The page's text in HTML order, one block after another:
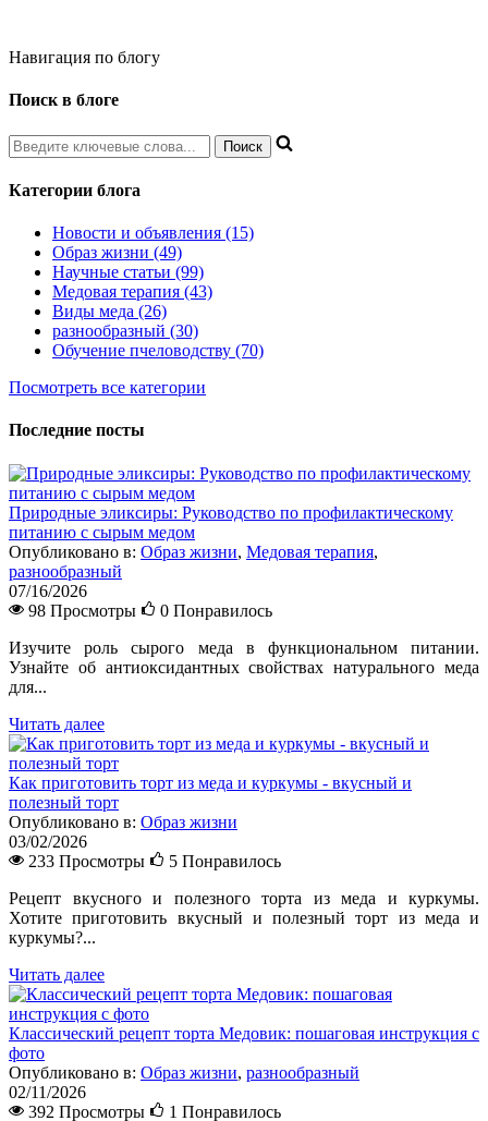
Навигация по блогу
Поиск в блоге
Категории блога
Новости и объявления (15)
Образ жизни (49)
Научные статьи (99)
Медовая терапия (43)
Виды меда (26)
разнообразный (30)
Обучение пчеловодству (70)
Посмотреть все категории
Последние посты
Природные эликсиры: Руководство по профилактическому
питанию с сырым медом
Опубликовано в: Образ жизни, Медовая терапия,
разнообразный
07/16/2026
98 Просмотры
0 Понравилось
Изучите роль сырого меда в функциональном питании.
Узнайте об антиоксидантных свойствах натурального меда
для...
Читать далее
Как приготовить торт из меда и куркумы - вкусный и
полезный торт
Опубликовано в: Образ жизни
03/02/2026
233 Просмотры
5 Понравилось
Рецепт вкусного и полезного торта из меда и куркумы.
Хотите приготовить вкусный и полезный торт из меда и
куркумы?...
Читать далее
Классический рецепт торта Медовик: пошаговая инструкция с
фото
Опубликовано в: Образ жизни, разнообразный
02/11/2026
392 Просмотры
1 Понравилось